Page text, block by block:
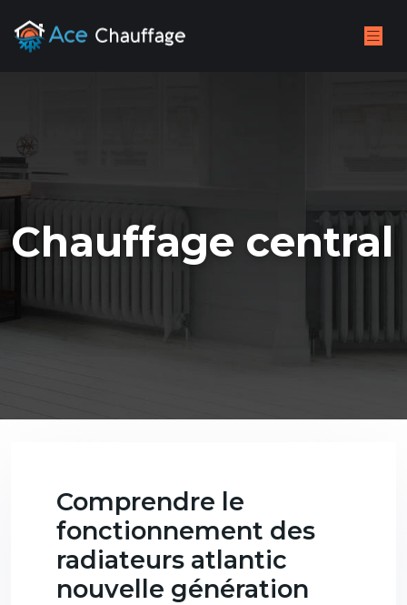
Chauffage central
Comprendre le
fonctionnement des
radiateurs atlantic
nouvelle génération